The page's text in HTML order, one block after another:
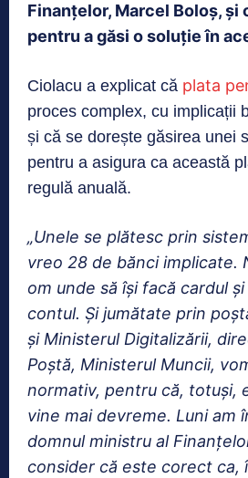
Finanțelor, Marcel Boloș, și
pentru a găsi o soluție în
Ciolacu a explicat că plata
proces complex, cu implicații
și că se dorește găsirea unei
pentru a asigura ca această
regulă anuală.
„Unele se plătesc prin
vreo 28 de bănci implicate.
om unde să îşi facă cardul
contul. Și jumătate prin
şi Ministerul Digitalizării,
Poştă, Ministerul Muncii,
normativ, pentru că, totuşi,
vine mai devreme. Luni am
domnul ministru al
consider că este corect ca,